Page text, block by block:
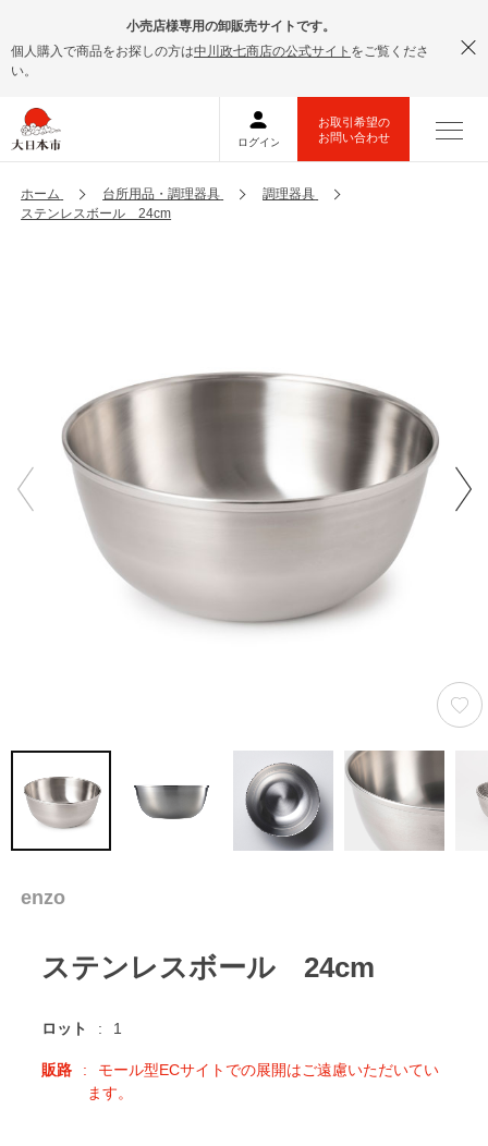
小売店様専用の卸販売サイトです。
個人購入で商品をお探しの方は中川政七商店の公式サイト をご覧くださ
い。
ホーム 台所用品・調理器具
調理器具
ステンレスボール 24cm
enzo
ステンレスボール 24cm
ロット 1
販路
モール型ECサイトでの展開はご遠慮いただいてい
ます。